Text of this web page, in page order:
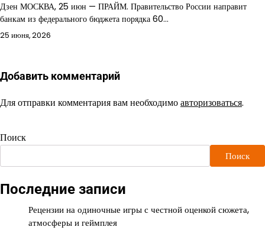
Дзен МОСКВА, 25 июн — ПРАЙМ. Правительство России направит
банкам из федерального бюджета порядка 60…
25 июня, 2026
Добавить комментарий
Для отправки комментария вам необходимоавторизоваться.
Поиск
Поиск
Последние записи
Рецензии на одиночные игры с честной оценкой сюжета,
атмосферы и геймплея